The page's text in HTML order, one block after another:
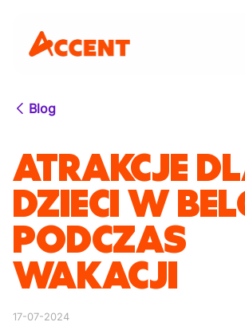
Blog
ATRAKCJE
DZIECI W
PODCZAS
WAKACJI
17-07-2024